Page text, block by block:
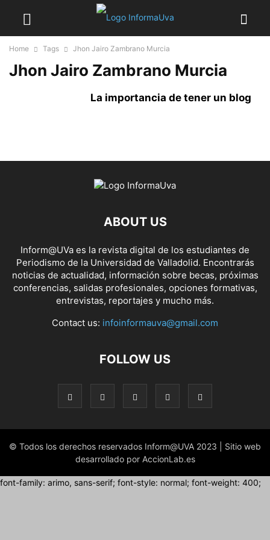
Home Tags Jhon Jairo Zambrano Murcia
Jhon Jairo Zambrano Murcia
La importancia de tener un blog
ABOUT US
Inform@UVa es la revista digital de los estudiantes de
Periodismo de la Universidad de Valladolid. Encontrarás
noticias de actualidad, información sobre becas, próximas
conferencias, salidas profesionales, opciones formativas,
entrevistas, reportajes y mucho más.
Contact us: infoinformauva@gmail.com
FOLLOW US
© Todos los derechos reservados Inform@UVA 2023 | Sitio web
desarrollado por AccionLab.es
font-family: arimo, sans-serif; font-style: normal; font-weight: 400;